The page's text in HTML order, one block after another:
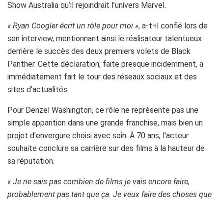
Show Australia qu’il rejoindrait l’univers Marvel.
« Ryan Coogler écrit un rôle pour moi », a-t-il confié lors de
son interview, mentionnant ainsi le réalisateur talentueux
derrière le succès des deux premiers volets de Black
Panther. Cette déclaration, faite presque incidemment, a
immédiatement fait le tour des réseaux sociaux et des
sites d’actualités.
Pour Denzel Washington, ce rôle ne représente pas une
simple apparition dans une grande franchise, mais bien un
projet d’envergure choisi avec soin. À 70 ans, l’acteur
souhaite conclure sa carrière sur des films à la hauteur de
sa réputation.
« Je ne sais pas combien de films je vais encore faire,
probablement pas tant que ça. Je veux faire des choses que